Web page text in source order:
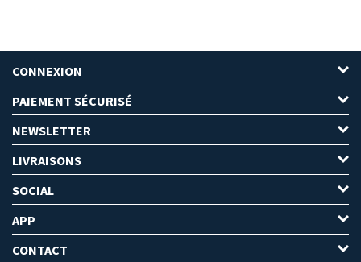
CONNEXION
PAIEMENT SÉCURISÉ
NEWSLETTER
LIVRAISONS
SOCIAL
APP
CONTACT